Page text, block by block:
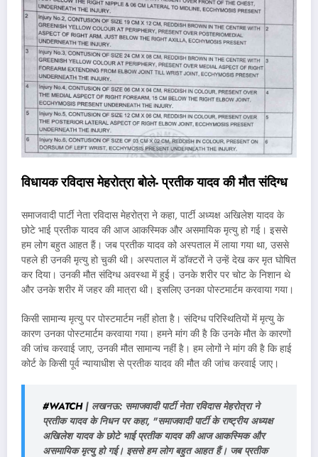
विधायक रविदास मेहरोत्रा बोले- प्रतीक यादव की मौत संदिग्ध
समाजवादी पार्टी नेता रविदास मेहरोत्रा ने कहा, पार्टी अध्यक्ष अखिलेश यादव के
छोटे भाई प्रतीक यादव की आज आकस्मिक और असमायिक मृत्यु हो गई। इससे
हम लोग बहुत आहत हैं। जब प्रतीक यादव को अस्पताल में लाया गया था, उससे
पहले ही उनकी मृत्यु हो चुकी थी। अस्पताल में डॉक्टरों ने उन्हें देख कर मृत घोषित
कर दिया। उनकी मौत संदिग्ध अवस्था में हुई। उनके शरीर पर चोट के निशान थे
और उनके शरीर में जहर की मात्रा थी। इसलिए उनका पोस्टमार्टम करवाया गया।
किसी सामान्य मृत्यु पर पोस्टमार्टम नहीं होता है। संदिग्ध परिस्थितियों में मृत्यु के
कारण उनका पोस्टमार्टम करवाया गया। हमने मांग की है कि उनके मौत के कारणों
की जांच करवाई जाए, उनकी मौत सामान्य नहीं है। हम लोगों ने मांग की है कि हाई
कोर्ट के किसी पूर्व न्यायाधीश से प्रतीक यादव की मौत की जांच करवाई जाए।
#WATCH| लखनऊ: समाजवादी पार्टी नेता रविदास मेहरोत्रा ने
प्रतीक यादव के निधन पर कहा, "समाजवादी पार्टी के राष्ट्रीय अध्यक्ष
अखिलेश यादव के छोटे भाई प्रतीक यादव की आज आकस्मिक और
असमायिक मृत्यु हो गई। इससे हम लोग बहुत आहत हैं। जब प्रतीक